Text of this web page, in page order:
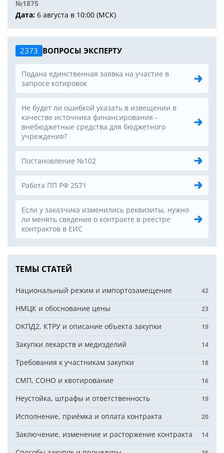
№1875
Дата: 6 августа в 10:00 (МСК)
2373 ВОПРОСЫ ЭКСПЕРТУ
Подана единственная заявка на участие в
запросе котировок
Не будет ли ошибкой указать в извещении в
качестве источника финансирования -
внебюджетные средства для бюджетного
учреждения?
Постановление №102
Работа ПП РФ 2571
Если у заказчика изменились реквизиты, нужно
ли менять сведения о контракте в реестре
контрактов в ЕИС
ТЕМЫ СТАТЕЙ
Национальный режим и импортозамещение 42
НМЦК и обоснование цены 23
ОКПД2, КТРУ и описание объекта закупки 19
Закупки лекарств и медизделий 14
Требования к участникам закупки 18
СМП, СОНО и квотирование 16
Неустойка, штрафы и ответственность 19
Исполнение, приёмка и оплата контракта 20
Заключение, изменение и расторжение контракта 14